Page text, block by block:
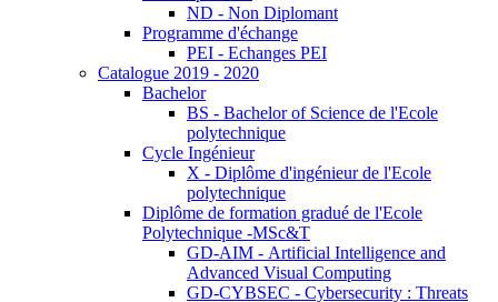
ND - Non Diplomant
Programme d'échange
PEI - Echanges PEI
Catalogue 2019 - 2020
Bachelor
BS - Bachelor of Science de l'Ecole
polytechnique
Cycle Ingénieur
X - Diplôme d'ingénieur de l'Ecole
polytechnique
Diplôme de formation gradué de l'Ecole
Polytechnique -MSc&T
GD-AIM - Artificial Intelligence and
Advanced Visual Computing
GD-CYBSEC - Cybersecurity : Threats